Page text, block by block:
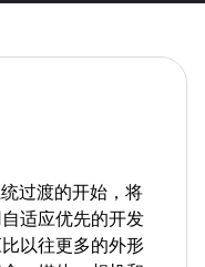
过渡的开始，将
适应优先的开发
以往更多的外形